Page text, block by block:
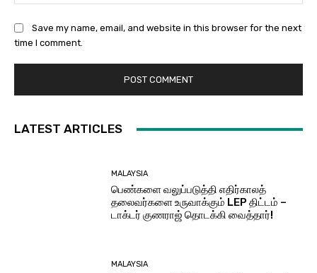
Save my name, email, and website in this browser for the next
time I comment.
LATEST ARTICLES
MALAYSIA
பெண்களை வலுப்படுத்தி எதிர்காலத்
தலைவர்களை உருவாக்கும் LEP திட்டம் –
டாக்டர் குணராஜ் தொடக்கி வைத்தார்!
MALAYSIA